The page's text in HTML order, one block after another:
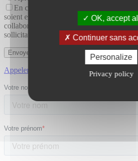
OK, accept all
Continuer sans
Personalize
Privacy policy
En cochant cette case, j'accepte que
soient exploitées dans le cadre de la mise
collaborateur Acanthe, la réalisation
sollicitation et de communication. (*)
Appeler directement Acanthe